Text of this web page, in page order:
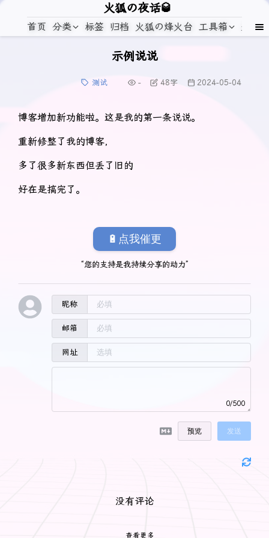
火狐の夜话🥃
首页 分类 标签 归档 火狐の烽火台 工具箱 关于
示例说说
测试 - 48字 2024-05-04
博客增加新功能啦。这是我的第一条说说。
重新修整了我的博客，
多了很多新东西但丢了旧的
好在是搞完了。
🔋点我催更
“您的支持是我持续分享的动力”
昵称
邮箱
网址
0/500
预览 发送
没有评论
查看更多